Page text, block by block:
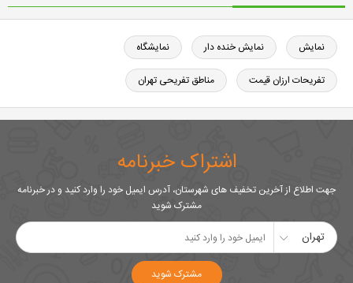
نمایش نمایش خنده دار نمایشگاه
تفریحات ارزان قیمت مناطق تفریحی تهران
اشتراک خبرنامه
جهت اطلاع از آخرین تخفیف های شهرستان، آدرس ایمیل خود را وارد کنید و در خبرنامه
مشترک شوید
تهران
مشترک شوید